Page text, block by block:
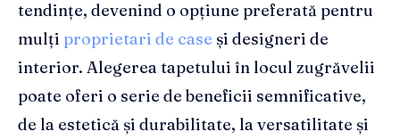
tendințe, devenind o opțiune preferată pentru
mulți proprietari de case și designeri de
interior. Alegerea tapetului în locul zugrăvelii
poate oferi o serie de beneficii semnificative,
de la estetică și durabilitate, la versatilitate și